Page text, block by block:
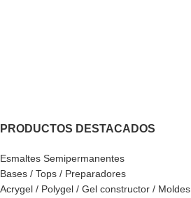
PRODUCTOS DESTACADOS
Esmaltes Semipermanentes
Bases / Tops / Preparadores
Acrygel / Polygel / Gel constructor / Moldes